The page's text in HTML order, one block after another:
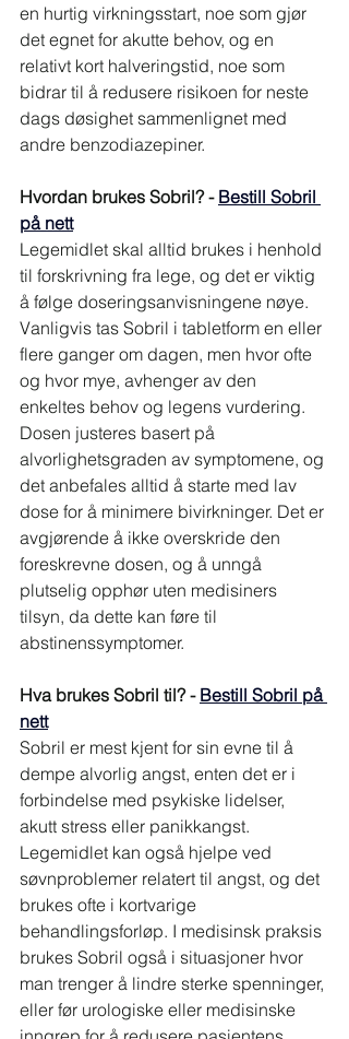
en hurtig virkningsstart, noe som gjør
det egnet for akutte behov, og en
relativt kort halveringstid, noe som
bidrar til å redusere risikoen for neste
dags døsighet sammenlignet med
andre benzodiazepiner.
Hvordan brukes Sobril? - Bestill Sobril
på nett
Legemidlet skal alltid brukes i henhold
til forskrivning fra lege, og det er viktig
å følge doseringsanvisningene nøye.
Vanligvis tas Sobril i tabletform en eller
flere ganger om dagen, men hvor ofte
og hvor mye, avhenger av den
enkeltes behov og legens vurdering.
Dosen justeres basert på
alvorlighetsgraden av symptomene, og
det anbefales alltid å starte med lav
dose for å minimere bivirkninger. Det er
avgjørende å ikke overskride den
foreskrevne dosen, og å unngå
plutselig opphør uten medisiners
tilsyn, da dette kan føre til
abstinenssymptomer.
Hva brukes Sobril til? - Bestill Sobril på
nett
Sobril er mest kjent for sin evne til å
dempe alvorlig angst, enten det er i
forbindelse med psykiske lidelser,
akutt stress eller panikkangst.
Legemidlet kan også hjelpe ved
søvnproblemer relatert til angst, og det
brukes ofte i kortvarige
behandlingsforløp. I medisinsk praksis
brukes Sobril også i situasjoner hvor
man trenger å lindre sterke spenninger,
eller før urologiske eller medisinske